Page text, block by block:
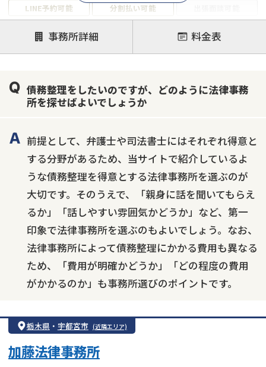
LINE予約可能
分割払い可能
個人再生
時効援用
過払い金返還請求
会社破産・法人破産
住宅ローン
事務所詳細 料金表
債務整理をしたいのですが、どのように法律事務
所を探せばよいでしょうか
前提として、弁護士や司法書士にはそれぞれ得意と
する分野があるため、当サイトで紹介しているよ
うな債務整理を得意とする法律事務所を選ぶのが
大切です。そのうえで、「親身に話を聞いてもらえ
るか」「話しやすい雰囲気かどうか」など、第一
印象で法律事務所を選ぶのもよいでしょう。なお、
法律事務所によって債務整理にかかる費用も異なる
ため、「費用が明確かどうか」「どの程度の費用
がかかるのか」も事務所選びのポイントです。
栃木県 ・ 宇都宮市 (近隣エリア)
加藤法律事務所